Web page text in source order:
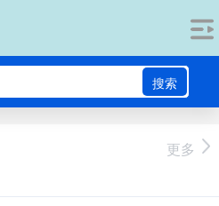
搜索
更多